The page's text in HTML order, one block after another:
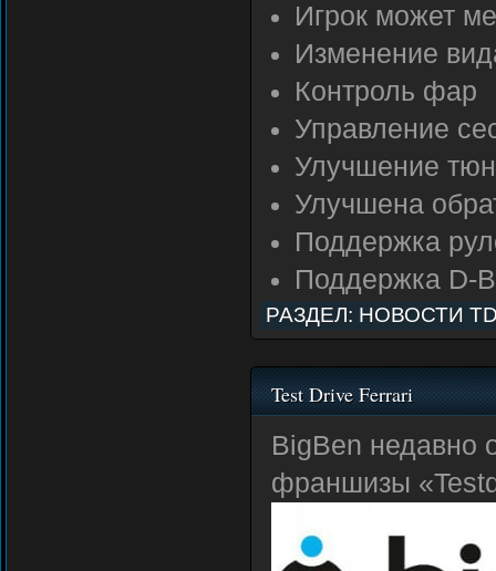
Игрок может
Изменение
Контроль фар
Управление
Улучшение
Улучшена
Поддержка
Поддержка D-
РАЗДЕЛ: НОВОСТИ
Test Drive Ferrari
BigBen недавно
франшизы